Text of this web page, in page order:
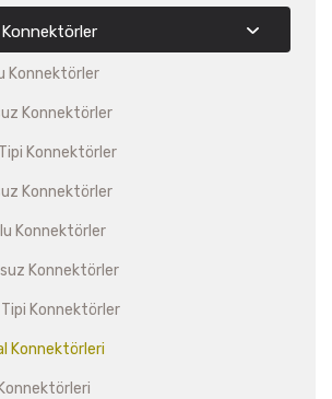
Konnektörler
Konnektörler
Konnektörler
Konnektörler
Konnektörler
Konnektörler
Tipi Konnektörler
Konnektörleri